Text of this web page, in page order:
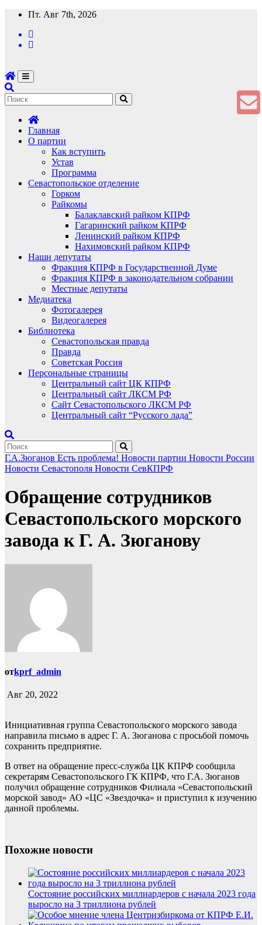
Перейти
содержимому
Пт. Авг 7th, 2026
Главная
О партии
Как вступить
Устав
Программа
Севастопольское отделение
Горком
Райкомы
Балаклавский райком КПРФ
Гагаринский райком КПРФ
Ленинский райком КПРФ
Нахимовский райком КПРФ
Наши депутаты
Фракция КПРФ в Государственной Думе
Фракция КПРФ в законодательном собрании
Местные депутаты
Медиатека
Фотогалерея
Видеогалерея
Библиотека
Севастопольская правда
Правда
Советская Россия
Персональные страницы
Центральный сайт ЦК КПРФ
Центральный сайт ЛКСМ РФ
Сайт Севастопольского ЛКСМ РФ
Центральный сайт “Русского лада”
Г.А.Зюганов Есть проблема! Новости партии Новости России
Новости Севастополя Новости СевКПРФ
Обращение сотрудников
Севастопольского морского
завода к Г. А. Зюганову
отkprf_admin
Авг 20, 2022
Инициативная группа Севастопольского морского завода
направила письмо в адрес Г. А. Зюганова с просьбой помочь
сохранить предприятие.
В ответ на обращение пресс-служба ЦК КПРФ сообщила
секретарям Севастопольского ГК КПРФ, что Г.А. Зюганов
получил обращение сотрудников Филиала «Севастопольский
морской завод» АО «ЦС «Звездочка» и приступил к изучению
данной проблемы.
Похожие новости
Состояние российских миллиардеров с начала 2023 года
выросло на 3 триллиона рублей